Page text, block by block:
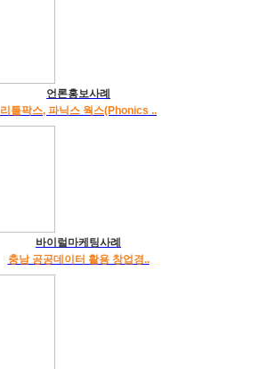
언론홍보사례
리틀팍스, 파닉스 웍스(Phonics ..
바이럴마케팅사례
충남 공공데이터 활용 창업경..